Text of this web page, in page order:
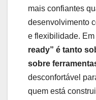
mais confiantes
desenvolvimento
e flexibilidade.
ready” é tanto
sobre
desconfortável
quem está